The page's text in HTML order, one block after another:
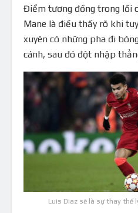
Điểm tương đồng trong lối
Mane là điều thấy rõ khi
xuyên có những pha đi
cánh, sau đó đột nhập
Luis Diaz sẽ là sự thay thế